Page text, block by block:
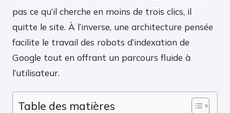
pas ce qu’il cherche en moins de trois clics, il
quitte le site. À l’inverse, une architecture pensée
facilite le travail des robots d’indexation de
Google tout en offrant un parcours fluide à
l’utilisateur.
Table des matières